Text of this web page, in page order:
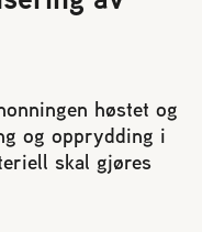
høstet og
og opprydding i
skal gjøres